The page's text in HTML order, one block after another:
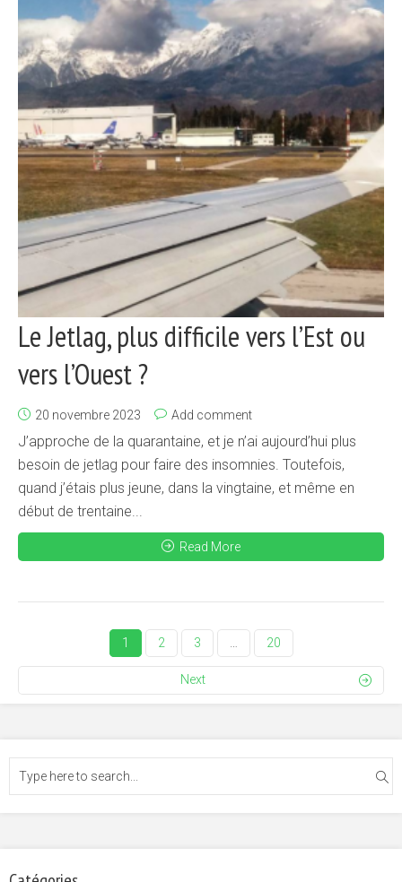
Le Jetlag, plus difficile vers l’Est ou
vers l’Ouest ?
20 novembre 2023 Add comment
J’approche de la quarantaine, et je n’ai aujourd’hui plus
besoin de jetlag pour faire des insomnies. Toutefois,
quand j’étais plus jeune, dans la vingtaine, et même en
début de trentaine...
Read More
1 2 3 20
Next